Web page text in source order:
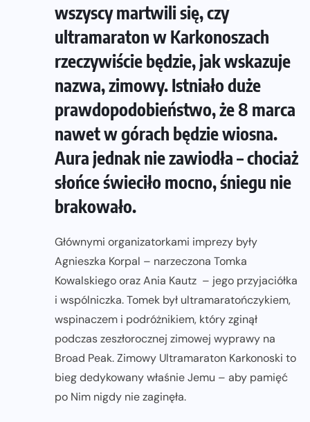
wszyscy martwili się, czy
ultramaraton w Karkonoszach
rzeczywiście będzie, jak wskazuje
nazwa, zimowy. Istniało duże
prawdopodobieństwo, że 8 marca
nawet w górach będzie wiosna.
Aura jednak nie zawiodła – chociaż
słońce świeciło mocno, śniegu nie
brakowało.
Głównymi organizatorkami imprezy były
Agnieszka Korpal – narzeczona Tomka
Kowalskiego oraz Ania Kautz – jego przyjaciółka
i wspólniczka. Tomek był ultramaratończykiem,
wspinaczem i podróżnikiem, który zginął
podczas zeszłorocznej zimowej wyprawy na
Broad Peak. Zimowy Ultramaraton Karkonoski to
bieg dedykowany właśnie Jemu – aby pamięć
po Nim nigdy nie zaginęła.